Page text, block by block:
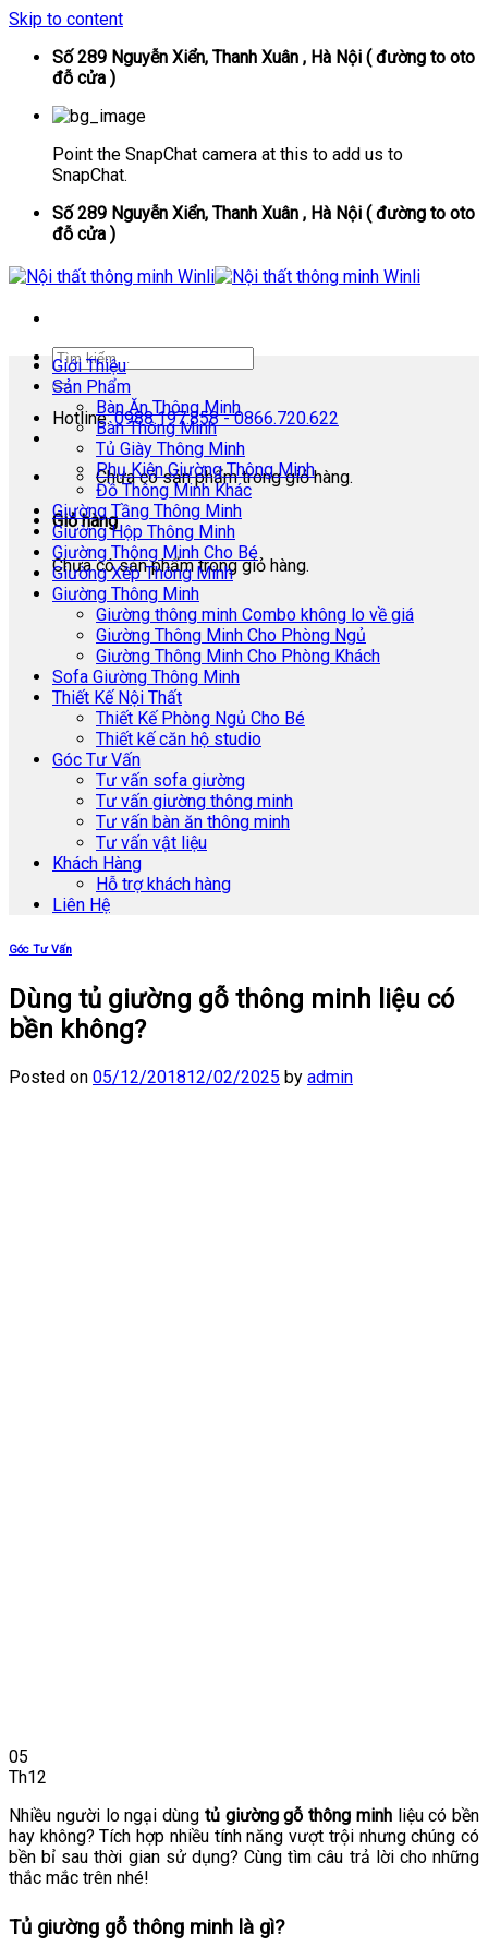
Skip to content
Số 289 Nguyễn Xiển, Thanh Xuân , Hà Nội ( đường to oto
đỗ cửa )
Point the SnapChat camera at this to add us to
SnapChat.
Số 289 Nguyễn Xiển, Thanh Xuân , Hà Nội ( đường to oto
đỗ cửa )
Hotline:0988.197.858 - 0866.720.622
Chưa có sản phẩm trong giỏ hàng.
Giỏ hàng
Chưa có sản phẩm trong giỏ hàng.
Giới Thiệu
Sản Phẩm
Bàn Ăn Thông Minh
Bàn Thông Minh
Tủ Giày Thông Minh
Phụ Kiện Giường Thông Minh
Đồ Thông Minh Khác
Giường Tầng Thông Minh
Giường Hộp Thông Minh
Giường Thông Minh Cho Bé
Giường Xếp Thông Minh
Giường Thông Minh
Giường thông minh Combo không lo về giá
Giường Thông Minh Cho Phòng Ngủ
Giường Thông Minh Cho Phòng Khách
Sofa Giường Thông Minh
Thiết Kế Nội Thất
Thiết Kế Phòng Ngủ Cho Bé
Thiết kế căn hộ studio
Góc Tư Vấn
Tư vấn sofa giường
Tư vấn giường thông minh
Tư vấn bàn ăn thông minh
Tư vấn vật liệu
Khách Hàng
Hỗ trợ khách hàng
Liên Hệ
Góc Tư Vấn
Dùng tủ giường gỗ thông minh liệu có
bền không?
Posted on 05/12/201812/02/2025 by admin
05
Th12
Nhiều người lo ngại dùng tủ giường gỗ thông minhliệu có bền
hay không? Tích hợp nhiều tính năng vượt trội nhưng chúng có
bền bỉ sau thời gian sử dụng? Cùng tìm câu trả lời cho những
thắc mắc trên nhé!
Tủ giường gỗ thông minh là gì?